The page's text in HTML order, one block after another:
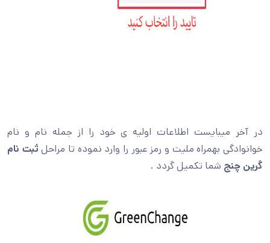
در آخر میبایست اطلاعات اولیه ی خود را از جمله نام و نام
خوانوادگی بهمراه ملیت و رمز عبور را وارد نموده تا مراحل ثبت نام
گرین چنج شما تکمیل گردد .